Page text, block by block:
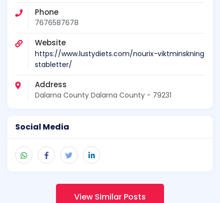
Phone
7676587678
Website
https://www.lustydiets.com/nourix-viktminskning
stabletter/
Address
Dalarna County Dalarna County - 79231
Social Media
View Similar Posts